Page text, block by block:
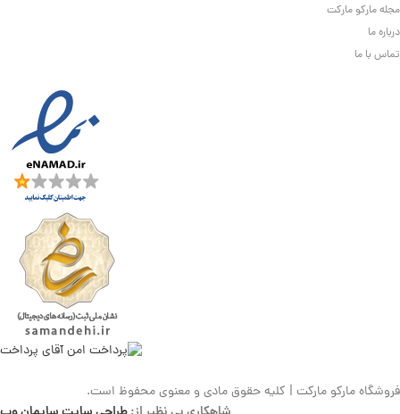
مجله مارکو مارکت
درباره ما
تماس با ما
فروشگاه مارکو مارکت | کلیه حقوق مادی و معنوی محفوظ است.